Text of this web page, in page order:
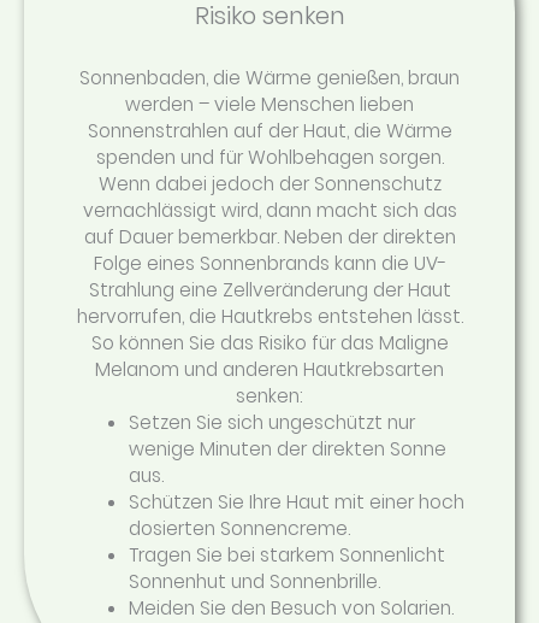
Risiko senken
Sonnenbaden, die Wärme genießen, braun
werden – viele Menschen lieben
Sonnenstrahlen auf der Haut, die Wärme
spenden und für Wohlbehagen sorgen.
Wenn dabei jedoch der Sonnenschutz
vernachlässigt wird, dann macht sich das
auf Dauer bemerkbar. Neben der direkten
Folge eines Sonnenbrands kann die UV-
Strahlung eine Zellveränderung der Haut
hervorrufen, die Hautkrebs entstehen lässt.
So können Sie das Risiko für das Maligne
Melanom und anderen Hautkrebsarten
senken:
Setzen Sie sich ungeschützt nur
wenige Minuten der direkten Sonne
aus.
Schützen Sie Ihre Haut mit einer hoch
dosierten Sonnencreme.
Tragen Sie bei starkem Sonnenlicht
Sonnenhut und Sonnenbrille.
Meiden Sie den Besuch von Solarien.